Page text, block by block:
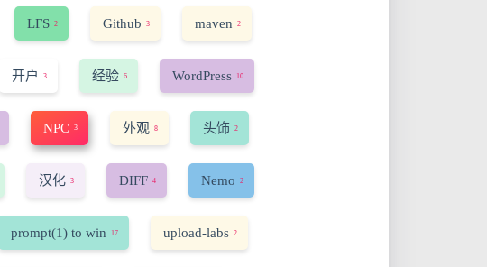
LFS 2 Github 3 maven 2
开户 3 经验 6 WordPress 10
NPC 3 外观 8 头饰 2
汉化 3 DIFF 4 Nemo 2
prompt(1) to win 17 upload-labs 2